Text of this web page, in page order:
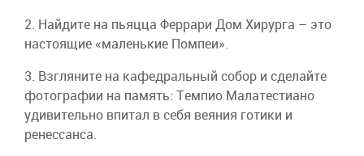
2. Найдите на пьяцца Феррари Дом Хирурга – это
настоящие «маленькие Помпеи».
3. Взгляните на кафедральный собор и сделайте
фотографии на память: Темпио Малатестиано
удивительно впитал в себя веяния готики и
ренессанса.